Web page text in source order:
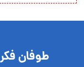
طوفان